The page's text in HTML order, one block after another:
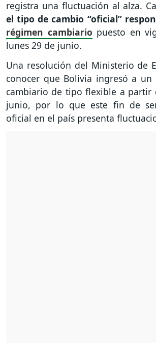
registra una fluctuación al alza.
el tipo de cambio “oficial”
régimen cambiario puesto en
lunes 29 de junio.
Una resolución del Ministerio de
conocer que Bolivia ingresó a un
cambiario de tipo flexible a partir
junio, por lo que este fin de
oficial en el país presenta